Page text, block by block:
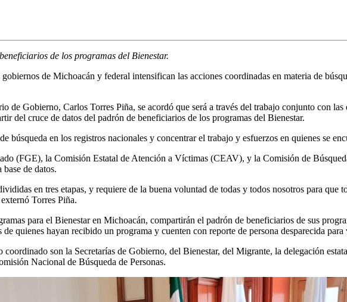
de los programas del Bienestar.
de Michoacán y federal intensifican las acciones coordinadas en materia de
de Gobierno, Carlos Torres Piña, se acordó que será a través del trabajo conjunto con
del cruce de datos del padrón de beneficiarios de los programas del Bienestar.
búsqueda en los registros nacionales y concentrar el trabajo y esfuerzos en quienes se
(FGE), la Comisión Estatal de Atención a Víctimas (CEAV), y la Comisión de
base de datos.
en tres etapas, y requiere de la buena voluntad de todas y todos nosotros para que
Torres Piña.
para el Bienestar en Michoacán, compartirán el padrón de beneficiarios de sus
de quienes hayan recibido un programa y cuenten con reporte de persona desparecida
coordinado son la Secretarías de Gobierno, del Bienestar, del Migrante, la delegación
Nacional de Búsqueda de Personas.